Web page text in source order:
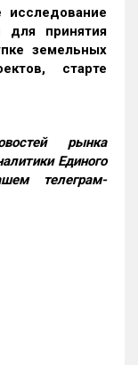
исследование
для принятия
земельных
старте
рынка
Единого
телеграм-